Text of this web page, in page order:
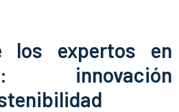
los expertos en
innovación